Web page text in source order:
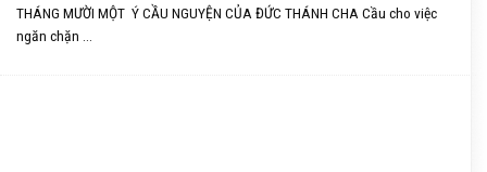
THÁNG MƯỜI MỘT Ý CẦU NGUYỆN CỦA ĐỨC THÁNH CHA Cầu cho việc
ngăn chặn ...